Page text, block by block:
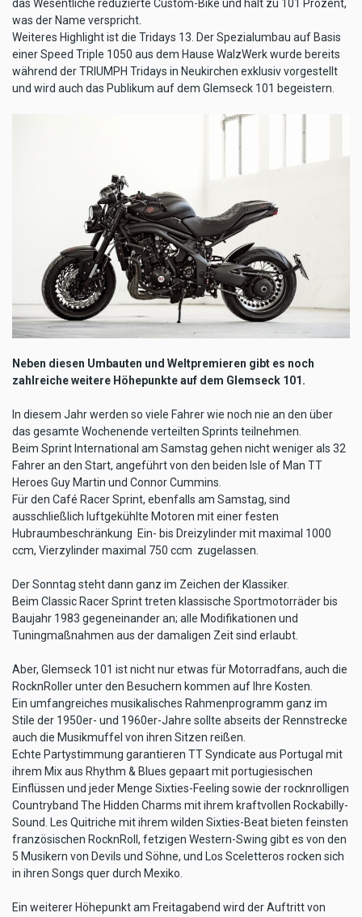
das Wesentliche reduzierte Custom-Bike und hält zu 101 Prozent,
was der Name verspricht.
Weiteres Highlight ist die Tridays 13. Der Spezialumbau auf Basis
einer Speed Triple 1050 aus dem Hause WalzWerk wurde bereits
während der TRIUMPH Tridays in Neukirchen exklusiv vorgestellt
und wird auch das Publikum auf dem Glemseck 101 begeistern.
Neben diesen Umbauten und Weltpremieren gibt es noch
zahlreiche weitere Höhepunkte auf dem Glemseck 101.
In diesem Jahr werden so viele Fahrer wie noch nie an den über
das gesamte Wochenende verteilten Sprints teilnehmen.
Beim Sprint International am Samstag gehen nicht weniger als 32
Fahrer an den Start, angeführt von den beiden Isle of Man TT
Heroes Guy Martin und Connor Cummins.
Für den Café Racer Sprint, ebenfalls am Samstag, sind
ausschließlich luftgekühlte Motoren mit einer festen
Hubraumbeschränkung  Ein- bis Dreizylinder mit maximal 1000
ccm, Vierzylinder maximal 750 ccm  zugelassen.
Der Sonntag steht dann ganz im Zeichen der Klassiker.
Beim Classic Racer Sprint treten klassische Sportmotorräder bis
Baujahr 1983 gegeneinander an; alle Modifikationen und
Tuningmaßnahmen aus der damaligen Zeit sind erlaubt.
Aber, Glemseck 101 ist nicht nur etwas für Motorradfans, auch die
RocknRoller unter den Besuchern kommen auf Ihre Kosten.
Ein umfangreiches musikalisches Rahmenprogramm ganz im
Stile der 1950er- und 1960er-Jahre sollte abseits der Rennstrecke
auch die Musikmuffel von ihren Sitzen reißen.
Echte Partystimmung garantieren TT Syndicate aus Portugal mit
ihrem Mix aus Rhythm & Blues gepaart mit portugiesischen
Einflüssen und jeder Menge Sixties-Feeling sowie der rocknrolligen
Countryband The Hidden Charms mit ihrem kraftvollen Rockabilly-
Sound. Les Quitriche mit ihrem wilden Sixties-Beat bieten feinsten
französischen RocknRoll, fetzigen Western-Swing gibt es von den
5 Musikern von Devils und Söhne, und Los Sceletteros rocken sich
in ihren Songs quer durch Mexiko.
Ein weiterer Höhepunkt am Freitagabend wird der Auftritt von